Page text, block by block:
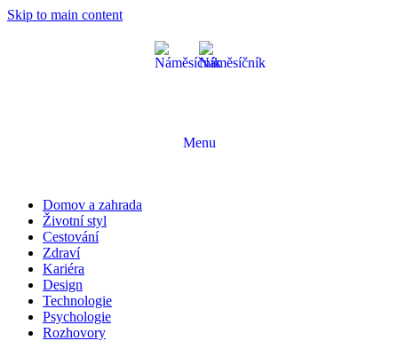
Skip to main content
Menu
Domov a zahrada
Životní styl
Cestování
Zdraví
Kariéra
Design
Technologie
Psychologie
Rozhovory